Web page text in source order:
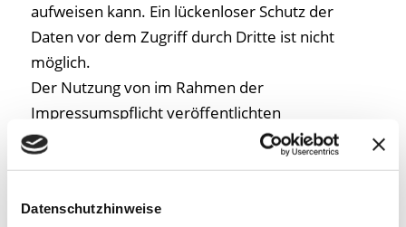
Datenschutzhinweise
aufweisen kann. Ein lückenloser Schutz der
Daten vor dem Zugriff durch Dritte ist nicht
möglich.
Der Nutzung von im Rahmen der
Impressumspflicht veröffentlichten
Kontaktdaten durch Dritte zur Übersendung von
nicht ausdrücklich angeforderter Werbung und
ausdrücklich widersprochen. Die Betreiber der